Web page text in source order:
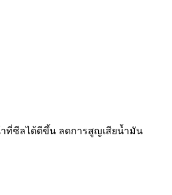
ที่ซีลได้ดีขึ้น ลดการสูญเสียน้ำมัน